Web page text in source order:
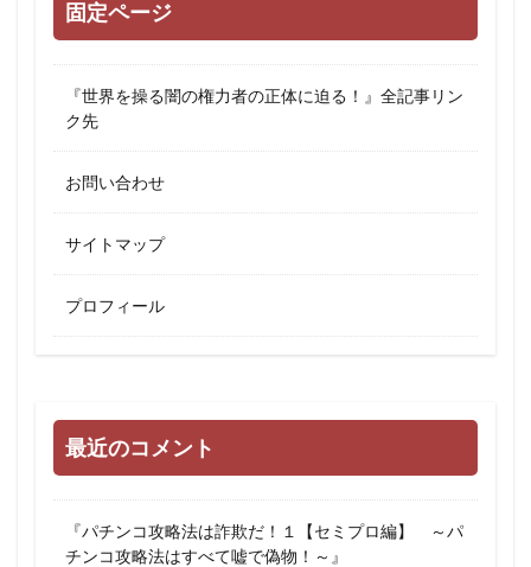
固定ページ
『世界を操る闇の権力者の正体に迫る！』全記事リン
ク先
お問い合わせ
サイトマップ
プロフィール
最近のコメント
『パチンコ攻略法は詐欺だ！１【セミプロ編】 ～パ
チンコ攻略法はすべて嘘で偽物！～』